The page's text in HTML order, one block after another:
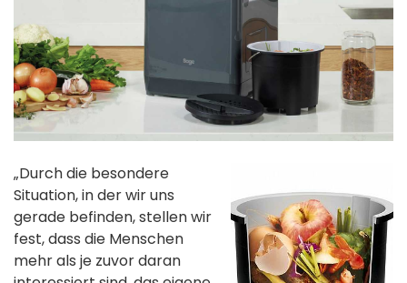
„Durch die besondere
Situation, in der wir uns
gerade befinden, stellen wir
fest, dass die Menschen
mehr als je zuvor daran